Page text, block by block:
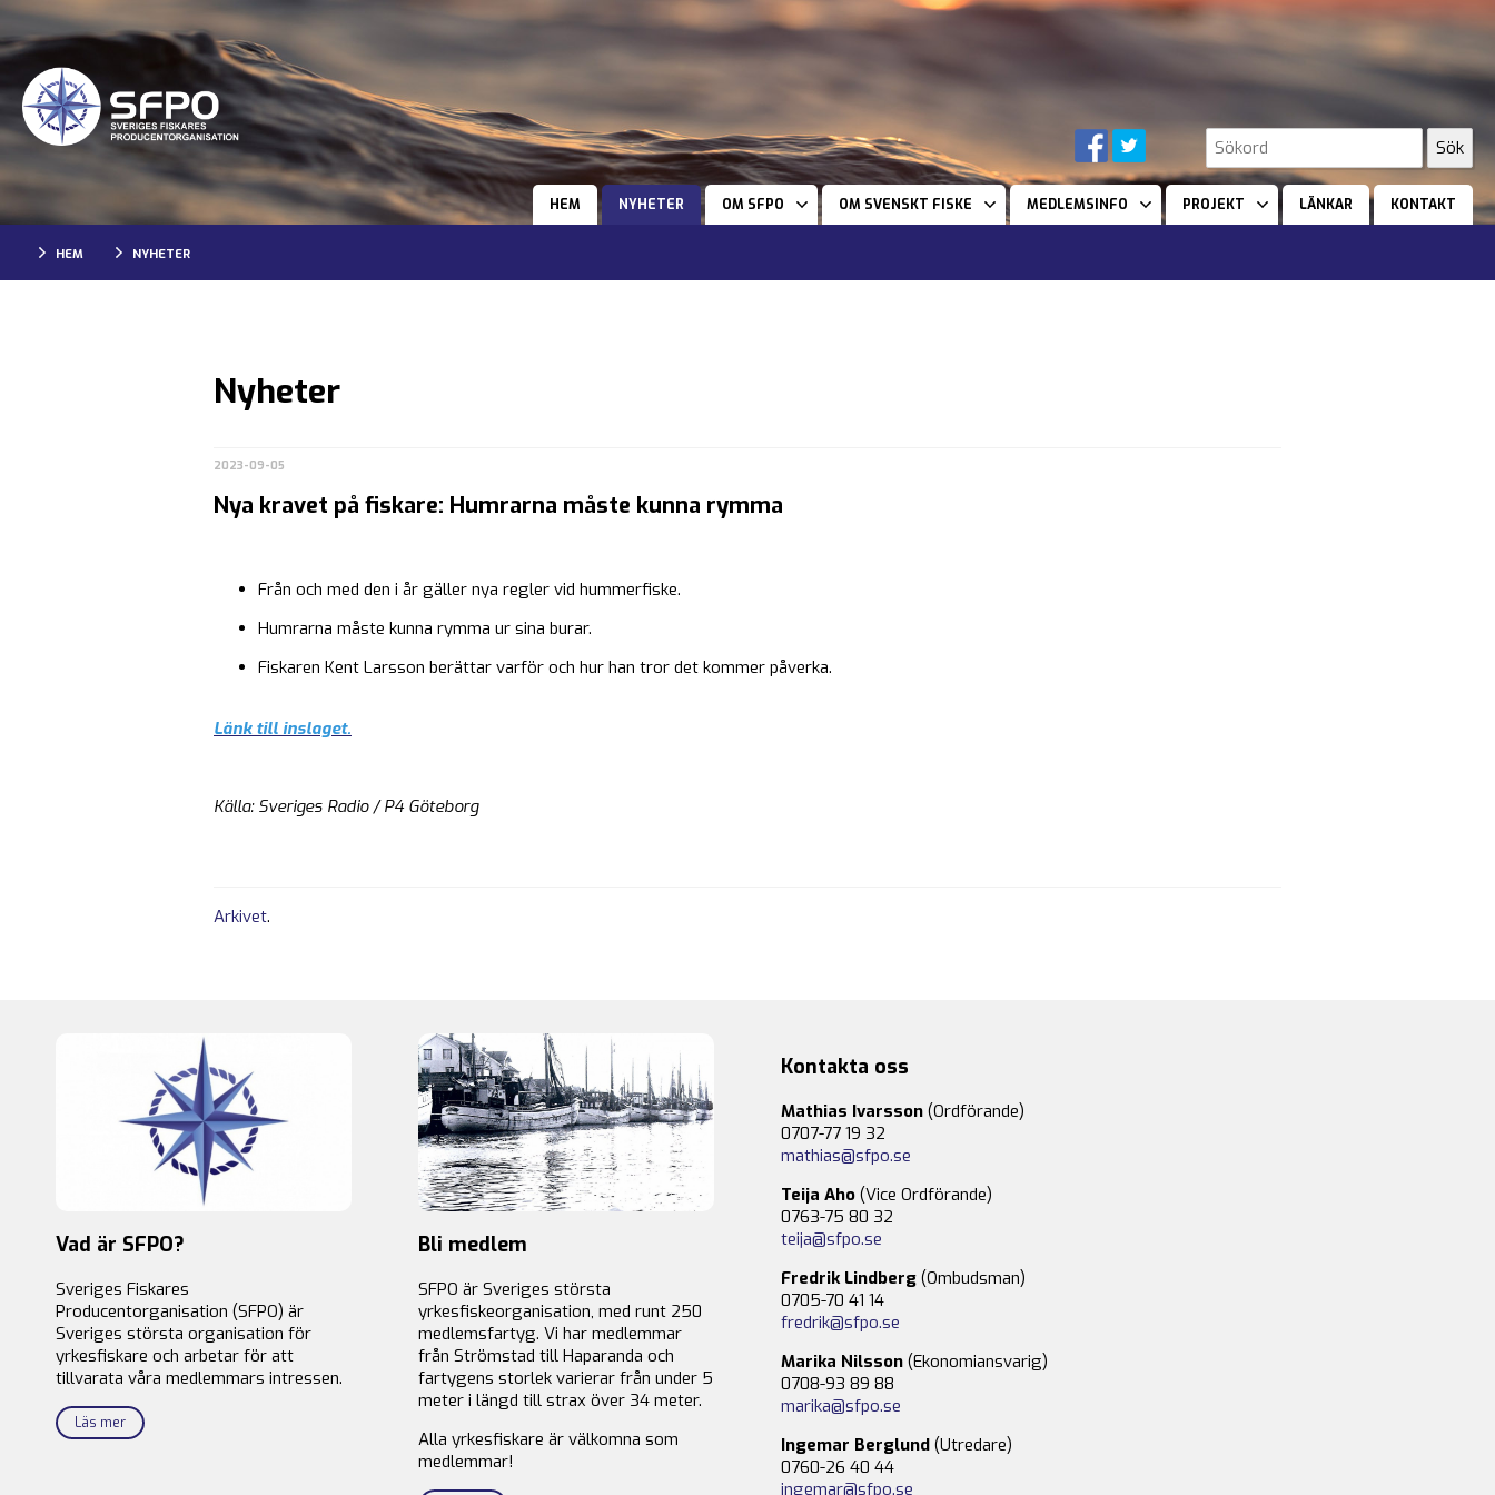
HEM NYHETER OM SFPO OM SVENSKT FISKE MEDLEMSINFO PROJEKT LÄNKAR KONTAKT
HEM NYHETER
Nyheter
2023-09-05
Nya kravet på fiskare: Humrarna måste kunna rymma
Från och med den i år gäller nya regler vid hummerfiske.
Humrarna måste kunna rymma ur sina burar.
Fiskaren Kent Larsson berättar varför och hur han tror det kommer påverka.
Länk till inslaget.
Källa: Sveriges Radio / P4 Göteborg
Arkivet.
Vad är SFPO?
Sveriges Fiskares
Producentorganisation (SFPO) är
Sveriges största organisation för
yrkesfiskare och arbetar för att
tillvarata våra medlemmars intressen.
Läs mer
Bli medlem
SFPO är Sveriges största
yrkesfiskeorganisation, med runt 250
medlemsfartyg. Vi har medlemmar
från Strömstad till Haparanda och
fartygens storlek varierar från under 5
meter i längd till strax över 34 meter.
Alla yrkesfiskare är välkomna som
medlemmar!
Kontakta oss
Mathias Ivarsson (Ordförande)
0707-77 19 32
mathias@sfpo.se
Teija Aho (Vice Ordförande)
0763-75 80 32
teija@sfpo.se
Fredrik Lindberg (Ombudsman)
0705-70 41 14
fredrik@sfpo.se
Marika Nilsson (Ekonomiansvarig)
0708-93 89 88
marika@sfpo.se
Ingemar Berglund (Utredare)
0760-26 40 44
ingemar@sfpo.se